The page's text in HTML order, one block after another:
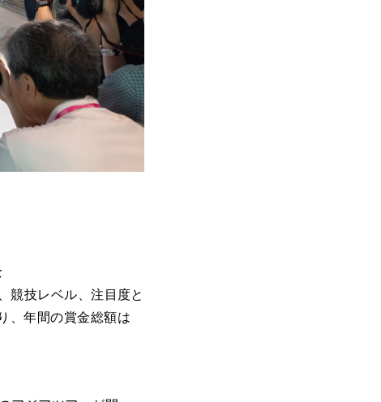
競技レベル、注目度と
、年間の賞金総額は